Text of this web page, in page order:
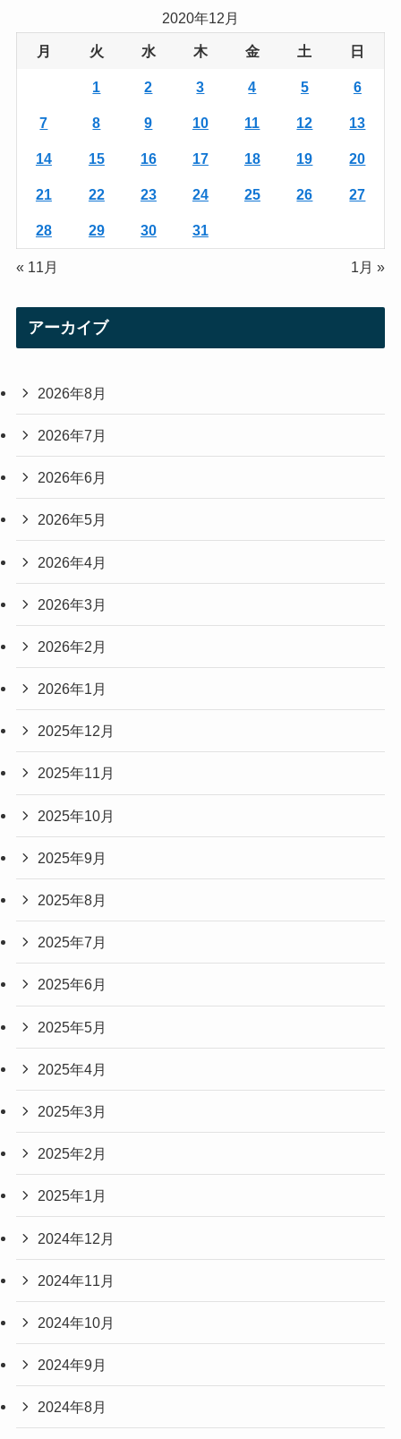
e
r
2020年12月
月 火 水 木 金 土 日
1 2 3 4 5 6
7 8 9 10 11 12 13
14 15 16 17 18 19 20
21 22 23 24 25 26 27
28 29 30 31
« 11月 1月 »
アーカイブ
2026年8月
2026年7月
2026年6月
2026年5月
2026年4月
2026年3月
2026年2月
2026年1月
2025年12月
2025年11月
2025年10月
2025年9月
2025年8月
2025年7月
2025年6月
2025年5月
2025年4月
2025年3月
2025年2月
2025年1月
2024年12月
2024年11月
2024年10月
2024年9月
2024年8月